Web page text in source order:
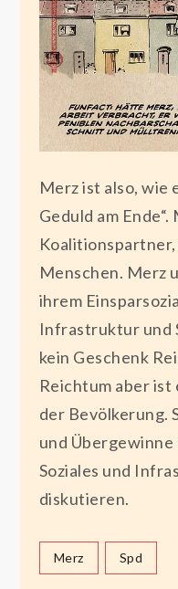
Merz ist also, wie
Geduld am
Koalitionspartner,
Menschen. Merz
ihrem
Infrastruktur und
kein Geschenk
Reichtum aber ist
der Bevölkerung.
und
Soziales und
diskutieren.
Merz Spd